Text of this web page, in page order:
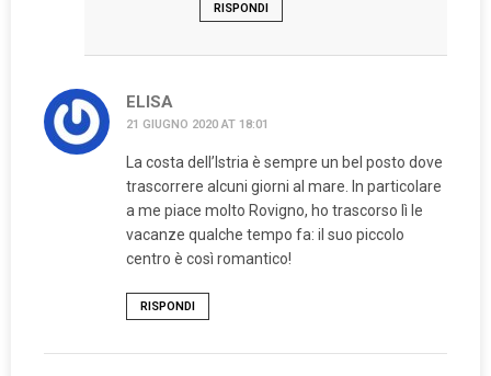
RISPONDI
ELISA
21 GIUGNO 2020 AT 18:01
La costa dell’Istria è sempre un bel posto dove
trascorrere alcuni giorni al mare. In particolare
a me piace molto Rovigno, ho trascorso lì le
vacanze qualche tempo fa: il suo piccolo
centro è così romantico!
RISPONDI